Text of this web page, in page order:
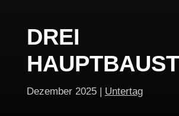
DREI
Dezember 2025| Untertag